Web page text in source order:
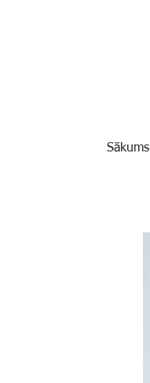
Sākums